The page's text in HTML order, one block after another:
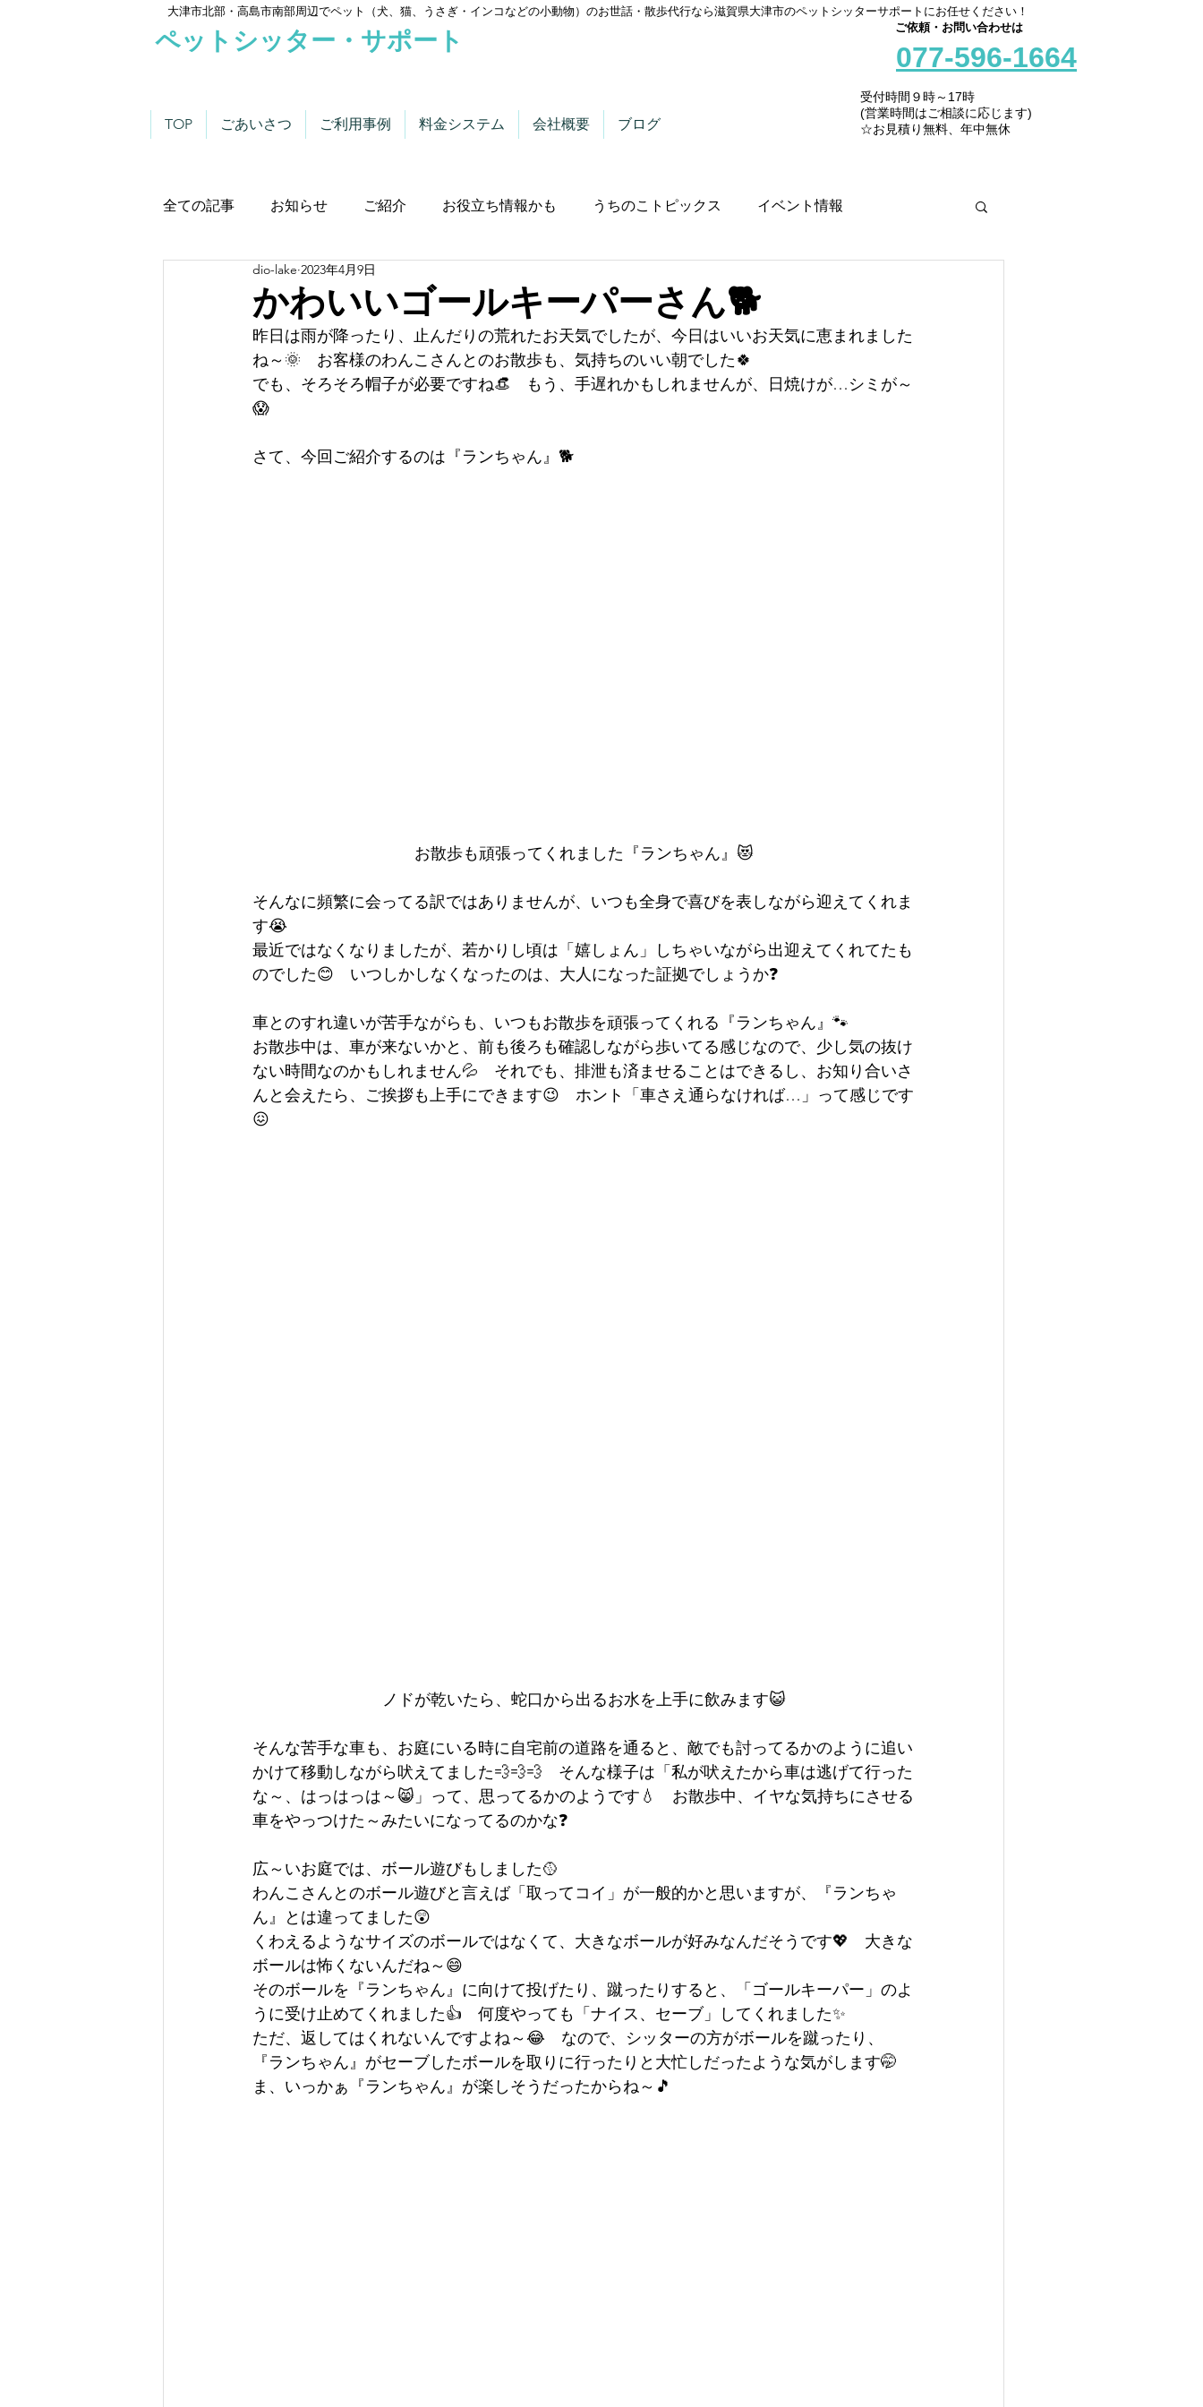
大津市北部・高島市南部周辺でペット（犬、猫、うさぎ・インコなどの小動物）のお世話・散歩代行なら滋賀県大津市のペットシッターサポートにお任せください！
ペットシッター・サポート
TOP ごあいさつ ご利用事例 料金システム 会社概要 ブログ
ご依頼・お問い合わせは
077-596-1664
受付時間９時～17時
(営業時間はご相談に応じます)
☆お見積り無料、年中無休
全ての記事 お知らせ ご紹介 お役立ち情報かも うちのこトピックス イベント情報
わんこにゃんこニュース
かわいいゴールキーパーさん🐕
dio-lake 2023年4月9日
昨日は雨が降ったり、止んだりの荒れたお天気でしたが、今日はいいお天気に恵まれました
ね～🌞　お客様のわんこさんとのお散歩も、気持ちのいい朝でした🍀
でも、そろそろ帽子が必要ですね👒　もう、手遅れかもしれませんが、日焼けが…シミが～
😱
さて、今回ご紹介するのは『ランちゃん』🐕
お散歩も頑張ってくれました『ランちゃん』😻
そんなに頻繁に会ってる訳ではありませんが、いつも全身で喜びを表しながら迎えてくれま
す😭
最近ではなくなりましたが、若かりし頃は「嬉しょん」しちゃいながら出迎えてくれてたも
のでした😊　いつしかしなくなったのは、大人になった証拠でしょうか❓
車とのすれ違いが苦手ながらも、いつもお散歩を頑張ってくれる『ランちゃん』🐾
お散歩中は、車が来ないかと、前も後ろも確認しながら歩いてる感じなので、少し気の抜け
ない時間なのかもしれません💦　それでも、排泄も済ませることはできるし、お知り合いさ
んと会えたら、ご挨拶も上手にできます😉　ホント「車さえ通らなければ…」って感じです
😖
ノドが乾いたら、蛇口から出るお水を上手に飲みます😺
そんな苦手な車も、お庭にいる時に自宅前の道路を通ると、敵でも討ってるかのように追い
かけて移動しながら吠えてました💨💨💨　そんな様子は「私が吠えたから車は逃げて行った
な～、はっはっは～😸」って、思ってるかのようです💧　お散歩中、イヤな気持ちにさせる
車をやっつけた～みたいになってるのかな❓
広～いお庭では、ボール遊びもしました🥎
わんこさんとのボール遊びと言えば「取ってコイ」が一般的かと思いますが、『ランちゃ
ん』とは違ってました😲
くわえるようなサイズのボールではなくて、大きなボールが好みなんだそうです💖　大きな
ボールは怖くないんだね～😄
そのボールを『ランちゃん』に向けて投げたり、蹴ったりすると、「ゴールキーパー」のよ
うに受け止めてくれました👍　何度やっても「ナイス、セーブ」してくれました✨
ただ、返してはくれないんですよね～😂　なので、シッターの方がボールを蹴ったり、
『ランちゃん』がセーブしたボールを取りに行ったりと大忙しだったような気がします🤭
ま、いっかぁ『ランちゃん』が楽しそうだったからね～🎵